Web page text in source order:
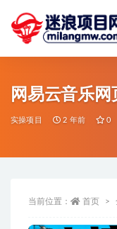
网易云音乐
实操项目 2 年前 0
当前位置： 首页